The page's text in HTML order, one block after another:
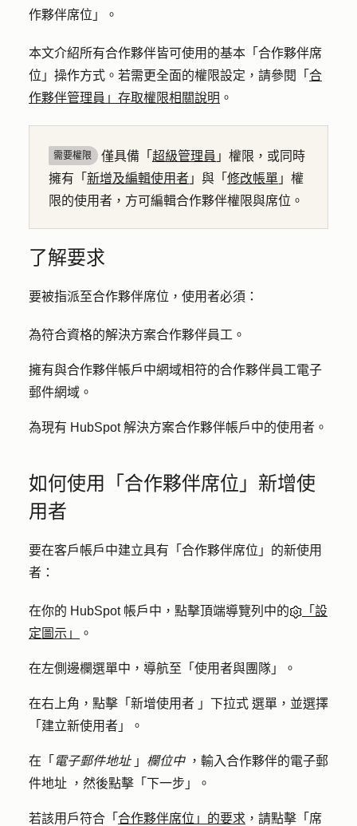
作夥伴席位」。
本文介紹所有合作夥伴皆可使用的基本「合作夥伴席
位」操作方式。若需更全面的權限設定，請參閱「 合
作夥伴管理員」存取權限相關說明 。
需要權限 僅具備「 超級管理員 」權限，或同時
擁有「 新增及編輯使用者 」與「 修改帳單 」權
限的使用者，方可編輯合作夥伴權限與席位。
了解要求
要被指派至合作夥伴席位，使用者必須：
為符合資格的解決方案合作夥伴員工。
擁有與合作夥伴帳戶中網域相符的合作夥伴員工電子
郵件網域。
為現有 HubSpot 解決方案合作夥伴帳戶中的使用者。
如何使用「合作夥伴席位」新增使
用者
要在客戶帳戶中建立具有「合作夥伴席位」的新使用
者：
在你的 HubSpot 帳戶中，點擊頂端導覽列中的
「設
定圖示」
。
在左側邊欄選單中，導航至「 使用者與團隊 」。
在右上角，點擊「 新增使用者 」 下拉式 選單，並選擇
「 建立新使用者 」。
在「 電子郵件地址 」 欄位中 ， 輸入合作夥伴的電子郵
件地址 ，然後點擊「 下一步 」。
若該用戶符合「 合作夥伴席位」的要求 ，請點擊「 席